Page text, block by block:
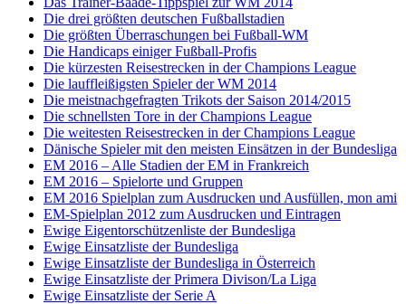
Die drei größten deutschen Fußballstadien
Die größten Überraschungen bei Fußball-WM
Die Handicaps einiger Fußball-Profis
Die kürzesten Reisestrecken in der Champions League
Die lauffleißigsten Spieler der WM 2014
Die meistnachgefragten Trikots der Saison 2014/2015
Die schnellsten Tore in der Champions League
Die weitesten Reisestrecken in der Champions League
Dänische Spieler mit den meisten Einsätzen in der Bundesliga
EM 2016 – Alle Stadien der EM in Frankreich
EM 2016 – Spielorte und Gruppen
EM 2016 Spielplan zum Ausdrucken und Ausfüllen, mon ami
EM-Spielplan 2012 zum Ausdrucken und Eintragen
Ewige Eigentorschützenliste der Bundesliga
Ewige Einsatzliste der Bundesliga
Ewige Einsatzliste der Bundesliga in Österreich
Ewige Einsatzliste der Primera Divison/La Liga
Ewige Einsatzliste der Serie A